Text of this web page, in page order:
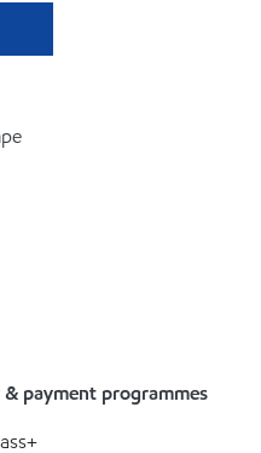
payment programmes